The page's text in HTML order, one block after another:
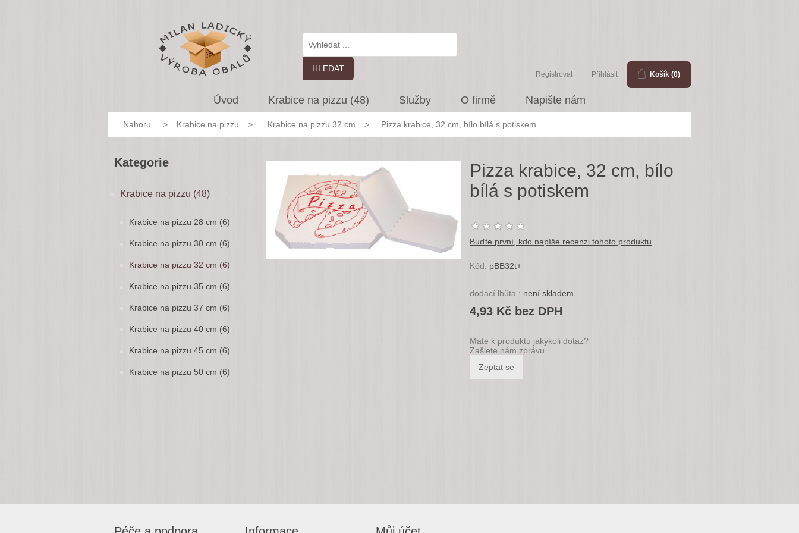
Registrovat Přihlásit Košík (0)
Úvod Krabice na pizzu (48) Služby O firmě Napište nám
Nahoru > Krabice na pizzu > Krabice na pizzu 32 cm > Pizza krabice, 32 cm, bílo bílá s potiskem
Kategorie
Krabice na pizzu (48)
Krabice na pizzu 28 cm (6)
Krabice na pizzu 30 cm (6)
Krabice na pizzu 32 cm (6)
Krabice na pizzu 35 cm (6)
Krabice na pizzu 37 cm (6)
Krabice na pizzu 40 cm (6)
Krabice na pizzu 45 cm (6)
Krabice na pizzu 50 cm (6)
Pizza krabice, 32 cm, bílo
bílá s potiskem
Buďte první, kdo napíše recenzi tohoto produktu
Kód: pBB32t+
dodací lhůta : není skladem
4,93 Kč bez DPH
Máte k produktu jakýkoli dotaz?
Zašlete nám zprávu.